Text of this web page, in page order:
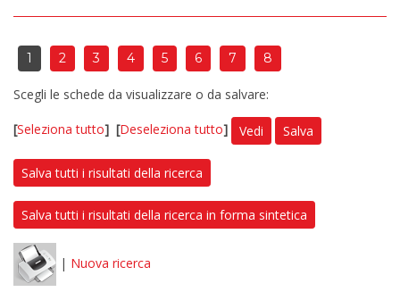
1 2 3 4 5 6 7 8
Scegli le schede da visualizzare o da salvare:
[Seleziona tutto] [Deseleziona tutto] Vedi Salva
Salva tutti i risultati della ricerca
Salva tutti i risultati della ricerca in forma sintetica
| Nuova ricerca